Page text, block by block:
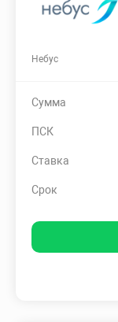
Небус
Сумма
ПСК
Ставка
Срок